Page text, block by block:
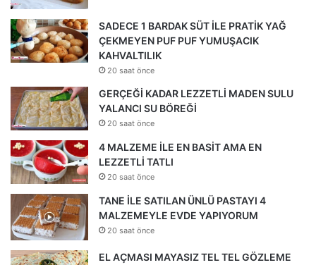
SADECE 1 BARDAK SÜT İLE PRATİK YAĞ
ÇEKMEYEN PUF PUF YUMUŞACIK
KAHVALTILIK
20 saat önce
GERÇEĞİ KADAR LEZZETLİ MADEN SULU
YALANCI SU BÖREĞİ
20 saat önce
4 MALZEME İLE EN BASİT AMA EN
LEZZETLİ TATLI
20 saat önce
TANE İLE SATILAN ÜNLÜ PASTAYI 4
MALZEMEYLE EVDE YAPIYORUM
20 saat önce
EL AÇMASI MAYASIZ TEL TEL GÖZLEME